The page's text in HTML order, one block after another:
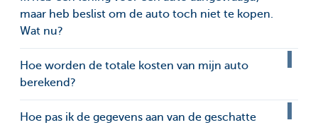
maar heb beslist om de auto toch niet te kopen.
Wat nu?
Hoe worden de totale kosten van mijn auto
berekend?
Hoe pas ik de gegevens aan van de geschatte